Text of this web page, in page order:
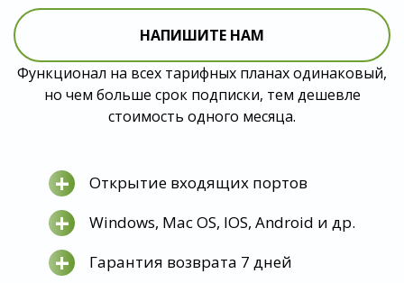
НАПИШИТЕ НАМ
Функционал на всех тарифных планах одинаковый,
но чем больше срок подписки, тем дешевле
стоимость одного месяца.
+ Открытие входящих портов
+ Windows, Mac OS, IOS, Android и др.
+ Гарантия возврата 7 дней